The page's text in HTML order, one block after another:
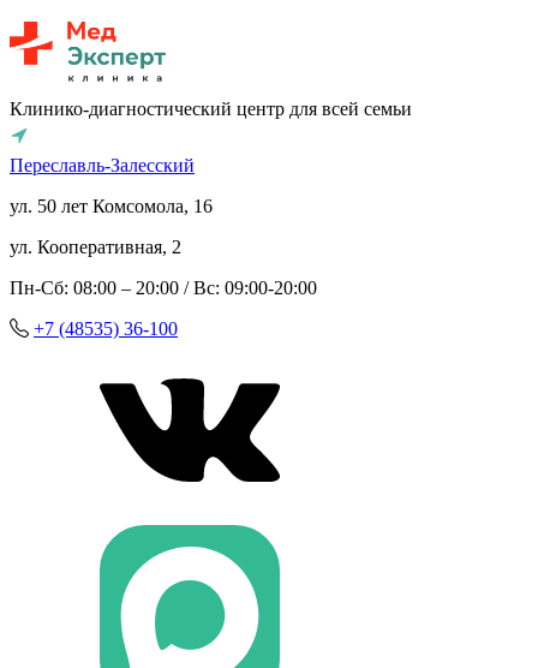
Клинико-диагностический центр для всей семьи
Переславль-Залесский
ул. 50 лет Комсомола, 16
ул. Кооперативная, 2
Пн-Сб: 08:00 – 20:00 / Вс: 09:00-20:00
+7 (48535) 36-100